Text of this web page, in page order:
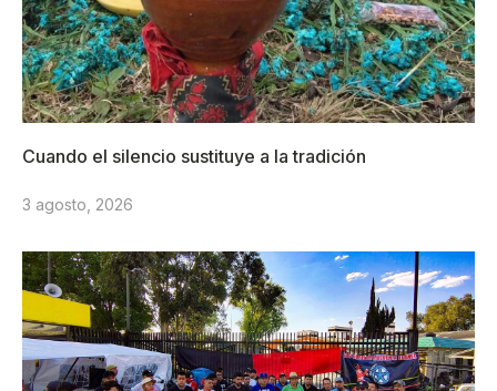
Cuando el silencio sustituye a la tradición
3 agosto, 2026